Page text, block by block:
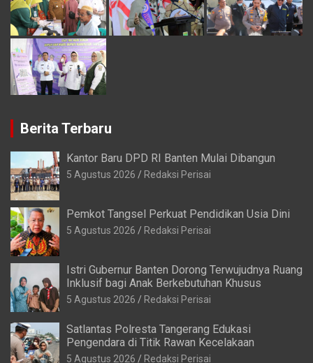
Berita Terbaru
Kantor Baru DPD RI Banten Mulai Dibangun
5 Agustus 2026 Redaksi Perisai
Pemkot Tangsel Perkuat Pendidikan Usia Dini
5 Agustus 2026 Redaksi Perisai
Istri Gubernur Banten Dorong Terwujudnya Ruang
Inklusif bagi Anak Berkebutuhan Khusus
5 Agustus 2026 Redaksi Perisai
Satlantas Polresta Tangerang Edukasi
Pengendara di Titik Rawan Kecelakaan
5 Agustus 2026 Redaksi Perisai